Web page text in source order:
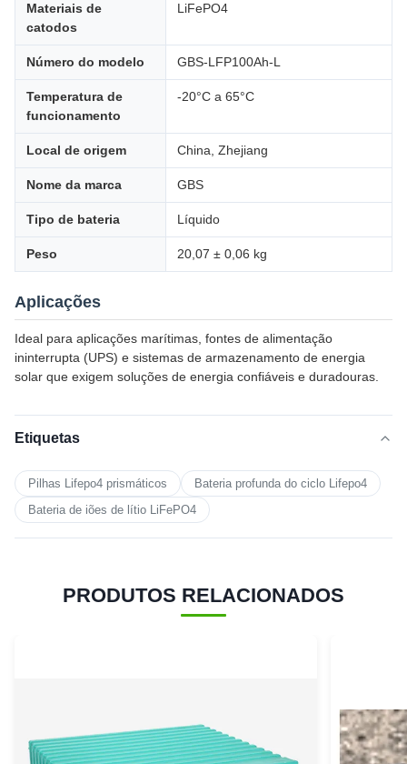
Materiais de
catodos
LiFePO4
Número do modelo GBS-LFP100Ah-L
Temperatura de
funcionamento
-20°C a 65°C
Local de origem China, Zhejiang
Nome da marca GBS
Tipo de bateria Líquido
Peso 20,07 ± 0,06 kg
Aplicações
Ideal para aplicações marítimas, fontes de alimentação
ininterrupta (UPS) e sistemas de armazenamento de energia
solar que exigem soluções de energia confiáveis e duradouras.
Etiquetas
Pilhas Lifepo4 prismáticos
Bateria profunda do ciclo Lifepo4
Bateria de iões de lítio LiFePO4
PRODUTOS RELACIONADOS